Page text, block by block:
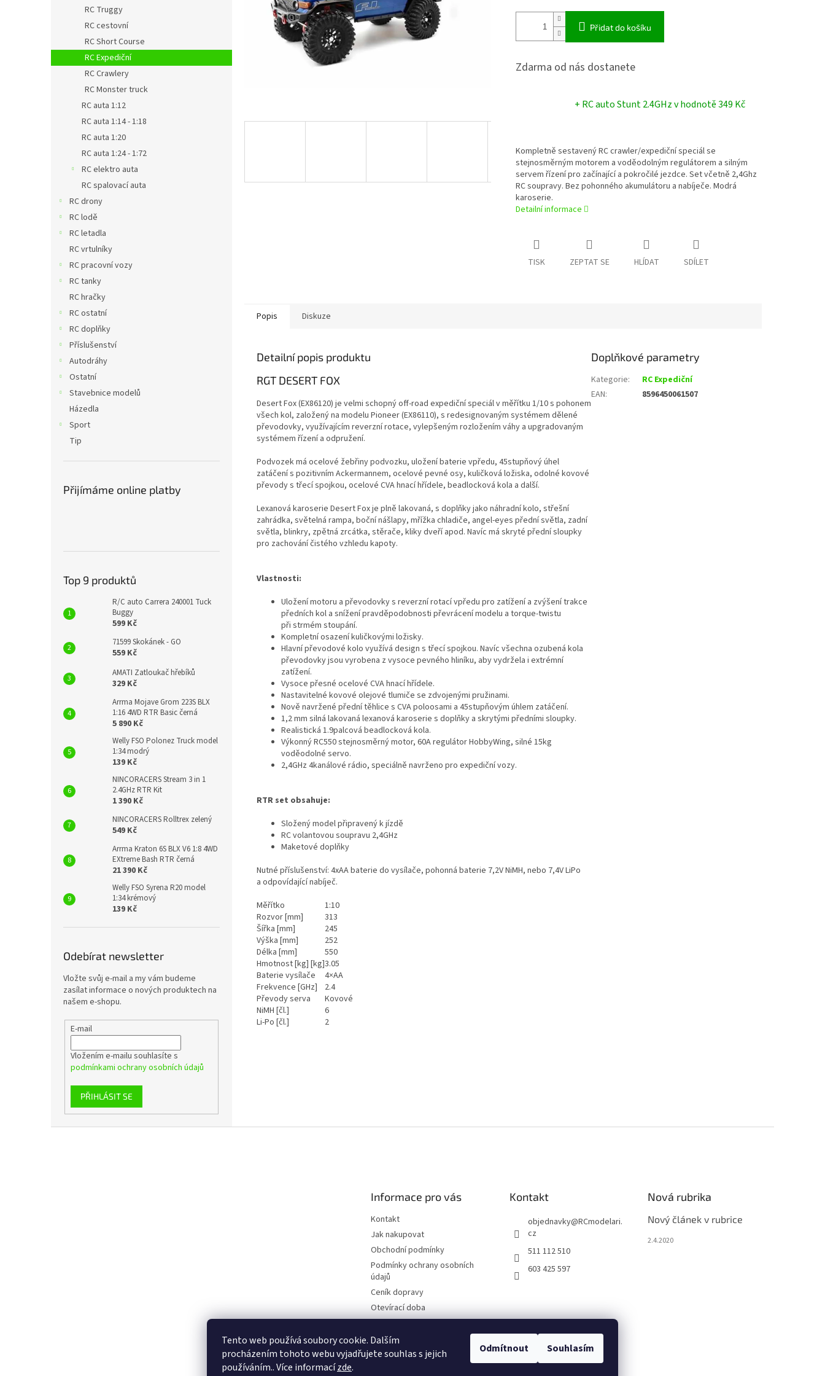
Tento web používá soubory cookie. Dalším
procházením tohoto webu vyjadřujete souhlas s jejich
používáním.. Více informacízde.
Odmítnout Souhlasím
RC Truggy
RC cestovní
RC Short Course
RC Expediční
RC Crawlery
RC Monster truck
RC auta 1:12
RC auta 1:14 - 1:18
RC auta 1:20
RC auta 1:24 - 1:72
RC elektro auta
RC spalovací auta
RC drony
RC lodě
RC letadla
RC vrtulníky
RC pracovní vozy
RC tanky
RC hračky
RC ostatní
RC doplňky
Příslušenství
Autodráhy
Ostatní
Stavebnice modelů
Házedla
Sport
Tip
Přijímáme online platby
Top 9 produktů
R/C auto Carrera 240001 Tuck
Buggy
599 Kč
71599 Skokánek - GO
559 Kč
AMATI Zatloukač hřebíků
329 Kč
Arrma Mojave Grom 223S BLX
1:16 4WD RTR Basic černá
5 890 Kč
Welly FSO Polonez Truck model
1:34 modrý
139 Kč
NINCORACERS Stream 3 in 1
2.4GHz RTR Kit
1 390 Kč
NINCORACERS Rolltrex zelený
549 Kč
Arrma Kraton 6S BLX V6 1:8 4WD
EXtreme Bash RTR černá
21 390 Kč
Welly FSO Syrena R20 model
1:34 krémový
139 Kč
Odebírat newsletter
Vložte svůj e-mail a my vám budeme
zasílat informace o nových produktech na
našem e-shopu.
E-mail
Vložením e-mailu souhlasíte s
podmínkami ochrany osobních údajů
PŘIHLÁSIT SE
Přidat do košíku
Zdarma od nás dostanete
+ RC auto Stunt 2.4GHzv hodnotě 349 Kč
Kompletně sestavený RC crawler/expediční speciál se
stejnosměrným motorem a voděodolným regulátorem a silným
servem řízení pro začínající a pokročilé jezdce. Set včetně 2,4Ghz
RC soupravy. Bez pohonného akumulátoru a nabíječe. Modrá
karoserie.
Detailní informace
TISK ZEPTAT SE HLÍDAT SDÍLET
Popis Diskuze
Detailní popis produktu
RGT DESERT FOX
Desert Fox (EX86120) je velmi schopný off-road expediční speciál v měřítku 1/10 s pohonem
všech kol, založený na modelu Pioneer (EX86110), s redesignovaným systémem dělené
převodovky, využívajícím reverzní rotace, vylepšeným rozložením váhy a upgradovaným
systémem řízení a odpružení.
Podvozek má ocelové žebřiny podvozku, uložení baterie vpředu, 45stupňový úhel
zatáčení s pozitivním Ackermannem, ocelové pevné osy, kuličková ložiska, odolné kovové
převody s třecí spojkou, ocelové CVA hnací hřídele, beadlocková kola a další.
Lexanová karoserie Desert Fox je plně lakovaná, s doplňky jako náhradní kolo, střešní
zahrádka, světelná rampa, boční nášlapy, mřížka chladiče, angel-eyes přední světla, zadní
světla, blinkry, zpětná zrcátka, stěrače, kliky dveří apod. Navíc má skryté přední sloupky
pro zachování čistého vzhledu kapoty.
Vlastnosti:
Uložení motoru a převodovky s reverzní rotací vpředu pro zatížení a zvýšení trakce
předních kol a snížení pravděpodobnosti převrácení modelu a torque-twistu
při strmém stoupání.
Kompletní osazení kuličkovými ložisky.
Hlavní převodové kolo využívá design s třecí spojkou. Navíc všechna ozubená kola
převodovky jsou vyrobena z vysoce pevného hliníku, aby vydržela i extrémní
zatížení.
Vysoce přesné ocelové CVA hnací hřídele.
Nastavitelné kovové olejové tlumiče se zdvojenými pružinami.
Nově navržené přední těhlice s CVA poloosami a 45stupňovým úhlem zatáčení.
1,2 mm silná lakovaná lexanová karoserie s doplňky a skrytými předními sloupky.
Realistická 1.9palcová beadlocková kola.
Výkonný RC550 stejnosměrný motor, 60A regulátor HobbyWing, silné 15kg
voděodolné servo.
2,4GHz 4kanálové rádio, speciálně navrženo pro expediční vozy.
RTR set obsahuje:
Složený model připravený k jízdě
RC volantovou soupravu 2,4GHz
Maketové doplňky
Nutné příslušenství: 4xAA baterie do vysílače, pohonná baterie 7,2V NiMH, nebo 7,4V LiPo
a odpovídající nabíječ.
Měřítko
1:10
Rozvor [mm]
313
Šířka [mm]
245
Výška [mm]
252
Délka [mm]
550
Hmotnost [kg] [kg]3.05
Baterie vysílače
4×AA
Frekvence [GHz]
2.4
Převody serva
Kovové
NiMH [čl.]
6
Li-Po [čl.]
2
Doplňkové parametry
Kategorie:
RC Expediční
EAN: 8596450061507
Informace pro vás
Kontakt
Jak nakupovat
Obchodní podmínky
Podmínky ochrany osobních
údajů
Ceník dopravy
Otevírací doba
Reklamační list
Moje objednávka
Kontakt
objednavky@RCmodelari.
cz
511 112 510
603 425 597
Nová rubrika
Nový článek v rubrice
2.4.2020